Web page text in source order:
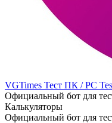
VGTimes Тест ПК / PC
Официальный бот для
Калькуляторы
Официальный бот для